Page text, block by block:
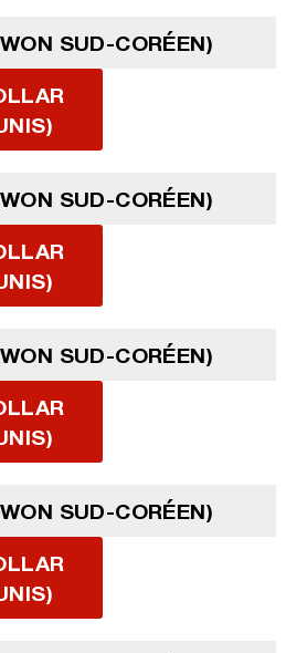
SUD-CORÉEN)
SUD-CORÉEN)
SUD-CORÉEN)
SUD-CORÉEN)